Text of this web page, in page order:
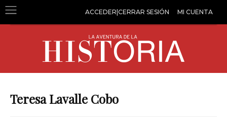
ACCEDER|CERRAR SESIÓN MI CUENTA
Teresa Lavalle Cobo